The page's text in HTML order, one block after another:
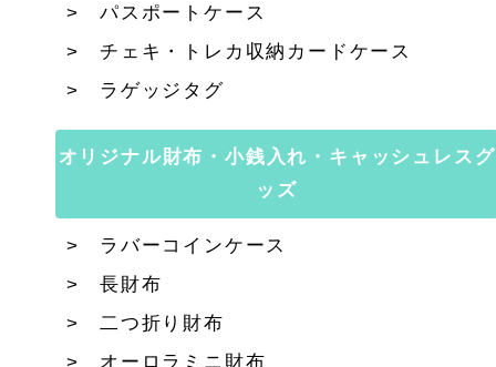
パスポートケース
チェキ・トレカ収納カードケース
ラゲッジタグ
オリジナル財布・小銭入れ・キャッシュレスグ
ッズ
ラバーコインケース
長財布
二つ折り財布
オーロラミニ財布